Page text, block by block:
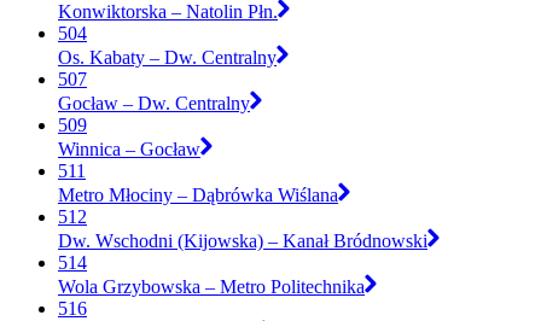
Konwiktorska – Natolin Płn.
504
Os. Kabaty – Dw. Centralny
507
Gocław – Dw. Centralny
509
Winnica – Gocław
511
Metro Młociny – Dąbrówka Wiślana
512
Dw. Wschodni (Kijowska) – Kanał Bródnowski
514
Wola Grzybowska – Metro Politechnika
516